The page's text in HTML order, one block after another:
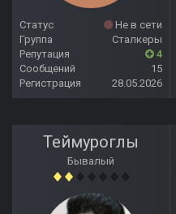
Статус
Не в сети
Группа
Сталкеры
Репутация
4
Сообщений
15
Регистрация
28.05.2026
Теймуроглы
Бывалый